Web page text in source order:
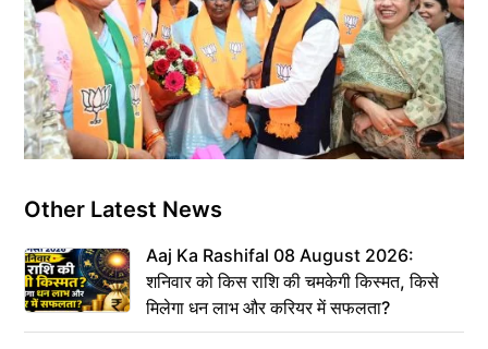
Other Latest News
Aaj Ka Rashifal 08 August 2026:
शनिवार को किस राशि की चमकेगी किस्मत, किसे
मिलेगा धन लाभ और करियर में सफलता?